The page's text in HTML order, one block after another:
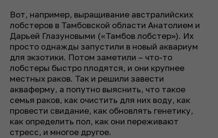
Вот, например, выращивание австралийских
лобстеров в Тамбовской области Анатолием и
Дарьей Глазуновыми («Тамбов лобстер»). Их
просто однажды запустили в новый аквариум
для экзотики. Потом заметили – что-то
лобстеры быстро плодятся, и они крупнее
местных раков. Так и решили завести
акваферму, а попутно выяснить, что такое
семья раков, как очистить для них воду, как
провести свидание, как обновлять генетику,
как определить пол, как они переживают
стресс, и многое другое.